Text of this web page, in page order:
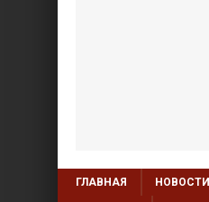
ГЛАВНАЯ НОВОСТИ